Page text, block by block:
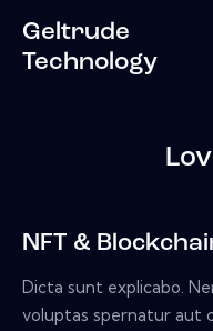
Geltrude
Technology
NFT &
Dicta sunt explicabo.
voluptas spernatur aut